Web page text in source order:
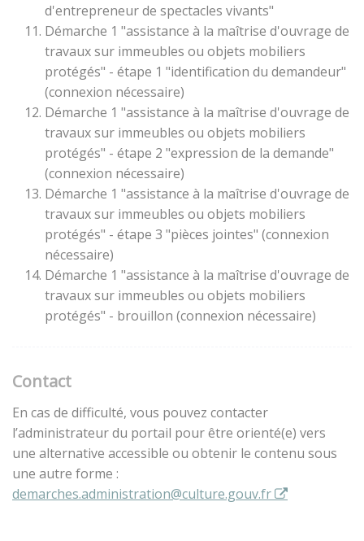
d'entrepreneur de spectacles vivants"
Démarche 1 "assistance à la maîtrise d'ouvrage de
travaux sur immeubles ou objets mobiliers
protégés" - étape 1 "identification du demandeur"
(connexion nécessaire)
Démarche 1 "assistance à la maîtrise d'ouvrage de
travaux sur immeubles ou objets mobiliers
protégés" - étape 2 "expression de la demande"
(connexion nécessaire)
Démarche 1 "assistance à la maîtrise d'ouvrage de
travaux sur immeubles ou objets mobiliers
protégés" - étape 3 "pièces jointes" (connexion
nécessaire)
Démarche 1 "assistance à la maîtrise d'ouvrage de
travaux sur immeubles ou objets mobiliers
protégés" - brouillon (connexion nécessaire)
Contact
En cas de difficulté, vous pouvez contacter
l’administrateur du portail pour être orienté(e) vers
une alternative accessible ou obtenir le contenu sous
une autre forme :
demarches.administration@culture.gouv.fr